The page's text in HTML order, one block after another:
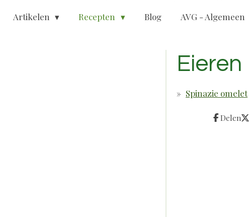
Artikelen Recepten Blog AVG - Algemeen
Eieren
Spinazie omelet
Delen